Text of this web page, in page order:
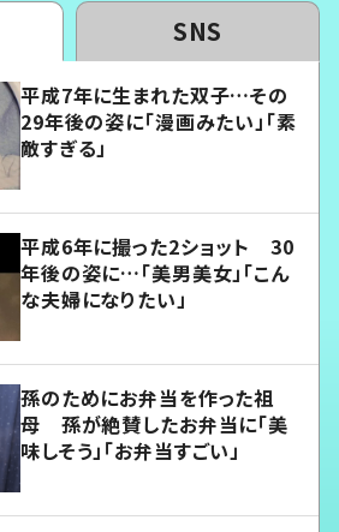
SNS
平成7年に生まれた双子…その
29年後の姿に「漫画みたい」「素
敵すぎる」
平成6年に撮った2ショット 30
年後の姿に…「美男美女」「こん
な夫婦になりたい」
孫のためにお弁当を作った祖
母 孫が絶賛したお弁当に「美
味しそう」「お弁当すごい」